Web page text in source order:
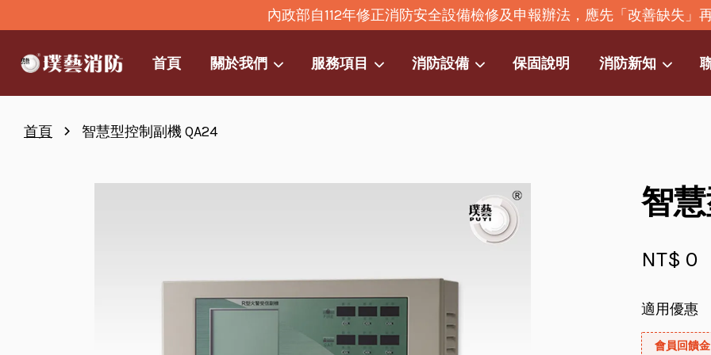
內政部自112年修正消防安全設備檢修及申報辦法，應先「改善缺失」
首頁 關於我們 服務項目 消防設備 保固說明 消防新知
首頁 › 智慧型控制副機 QA24
智
NT$ 0
適用優惠
會員回饋金
繼續購物